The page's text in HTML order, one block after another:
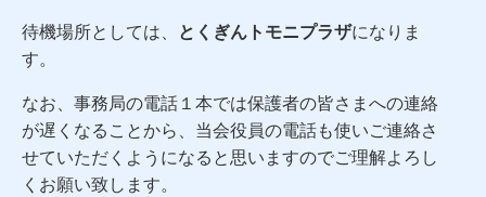
待機場所としては、 とくぎんトモニプラザになりま
す。
なお、事務局の電話１本では保護者の皆さまへの連絡
が遅くなることから、当会役員の電話も使いご連絡さ
せていただくようになると思いますのでご理解よろし
くお願い致します。